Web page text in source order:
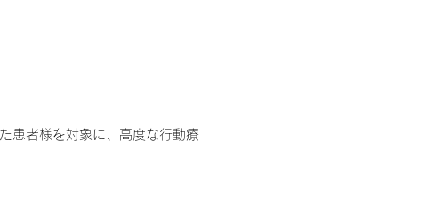
患者様を対象に、高度な行動療